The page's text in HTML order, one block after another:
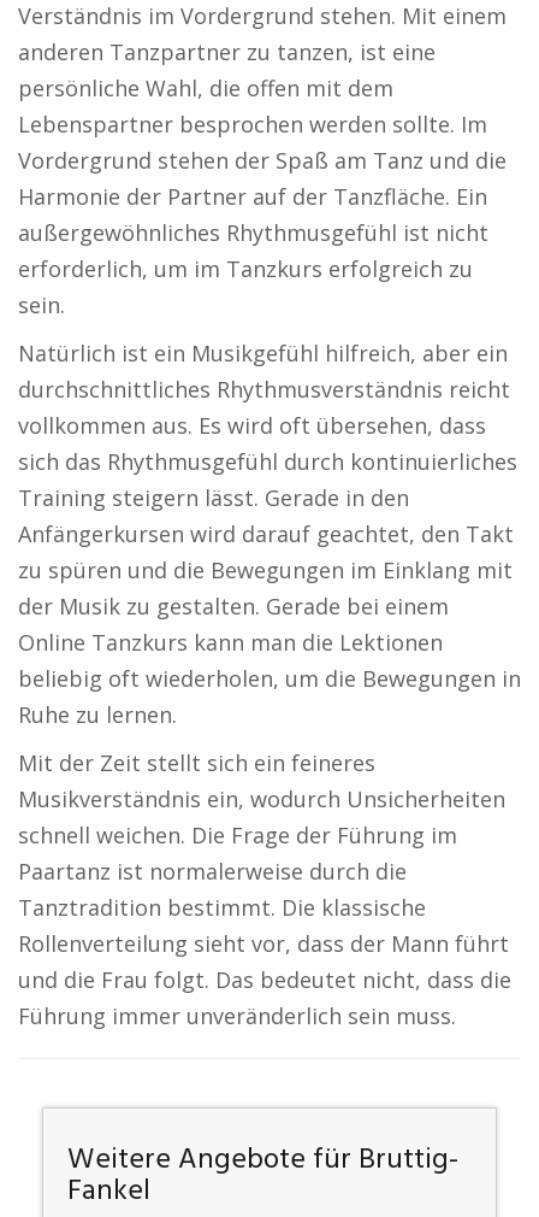
Verständnis im Vordergrund stehen. Mit einem
anderen Tanzpartner zu tanzen, ist eine
persönliche Wahl, die offen mit dem
Lebenspartner besprochen werden sollte. Im
Vordergrund stehen der Spaß am Tanz und die
Harmonie der Partner auf der Tanzfläche. Ein
außergewöhnliches Rhythmusgefühl ist nicht
erforderlich, um im Tanzkurs erfolgreich zu
sein.
Natürlich ist ein Musikgefühl hilfreich, aber ein
durchschnittliches Rhythmusverständnis reicht
vollkommen aus. Es wird oft übersehen, dass
sich das Rhythmusgefühl durch kontinuierliches
Training steigern lässt. Gerade in den
Anfängerkursen wird darauf geachtet, den Takt
zu spüren und die Bewegungen im Einklang mit
der Musik zu gestalten. Gerade bei einem
Online Tanzkurs kann man die Lektionen
beliebig oft wiederholen, um die Bewegungen in
Ruhe zu lernen.
Mit der Zeit stellt sich ein feineres
Musikverständnis ein, wodurch Unsicherheiten
schnell weichen. Die Frage der Führung im
Paartanz ist normalerweise durch die
Tanztradition bestimmt. Die klassische
Rollenverteilung sieht vor, dass der Mann führt
und die Frau folgt. Das bedeutet nicht, dass die
Führung immer unveränderlich sein muss.
Weitere Angebote für Bruttig-
Fankel